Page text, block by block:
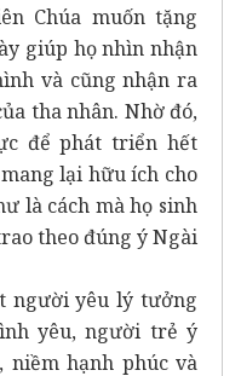
Chúa muốn tặng
giúp họ nhìn nhận
và cũng nhận ra
tha nhân. Nhờ đó,
để phát triển hết
lại hữu ích cho
là cách mà họ sinh
theo đúng ý Ngài
người yêu lý tưởng
yêu, người trẻ ý
niềm hạnh phúc và